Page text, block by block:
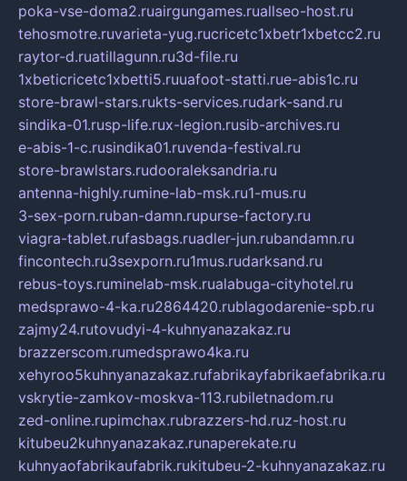
poka-vse-doma2.ruairgungames.ruallseo-host.ru
tehosmotre.ruvarieta-yug.rucricetc1xbetr1xbetcc2.ru
raytor-d.ruatillagunn.ru3d-file.ru
1xbeticricetc1xbetti5.ruuafoot-statti.rue-abis1c.ru
store-brawl-stars.rukts-services.rudark-sand.ru
sindika-01.rusp-life.rux-legion.rusib-archives.ru
e-abis-1-c.rusindika01.ruvenda-festival.ru
store-brawlstars.rudooraleksandria.ru
antenna-highly.rumine-lab-msk.ru1-mus.ru
3-sex-porn.ruban-damn.rupurse-factory.ru
viagra-tablet.rufasbags.ruadler-jun.rubandamn.ru
fincontech.ru3sexporn.ru1mus.rudarksand.ru
rebus-toys.ruminelab-msk.rualabuga-cityhotel.ru
medsprawo-4-ka.ru2864420.rublagodarenie-spb.ru
zajmy24.rutovudyi-4-kuhnyanazakaz.ru
brazzerscom.rumedsprawo4ka.ru
xehyroo5kuhnyanazakaz.rufabrikayfabrikaefabrika.ru
vskrytie-zamkov-moskva-113.rubiletnadom.ru
zed-online.rupimchax.rubrazzers-hd.ruz-host.ru
kitubeu2kuhnyanazakaz.runaperekate.ru
kuhnyaofabrikaufabrik.rukitubeu-2-kuhnyanazakaz.ru